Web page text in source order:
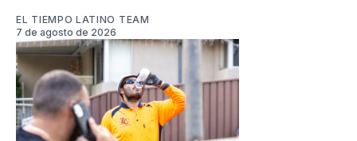
EL TIEMPO LATINO TEAM
7 de agosto de 2026